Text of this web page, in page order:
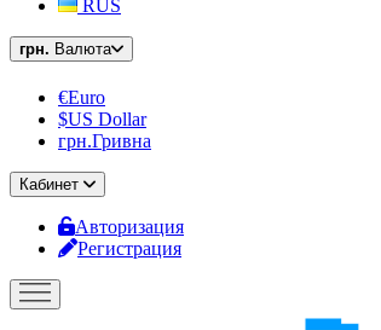
RUS
грн. Валюта
€Euro
$US Dollar
грн.Гривна
Кабинет
Авторизация
Регистрация